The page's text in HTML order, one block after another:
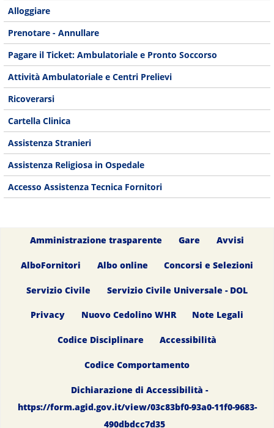
Alloggiare
Prenotare - Annullare
Pagare il Ticket: Ambulatoriale e Pronto Soccorso
Attività Ambulatoriale e Centri Prelievi
Ricoverarsi
Cartella Clinica
Assistenza Stranieri
Assistenza Religiosa in Ospedale
Accesso Assistenza Tecnica Fornitori
Amministrazione trasparente Gare Avvisi
AlboFornitori Albo online Concorsi e Selezioni
Servizio Civile Servizio Civile Universale - DOL
Privacy Nuovo Cedolino WHR Note Legali
Codice Disciplinare Accessibilità
Codice Comportamento
Dichiarazione di Accessibilità -
https://form.agid.gov.it/view/03c83bf0-93a0-11f0-9683-
490dbdcc7d35